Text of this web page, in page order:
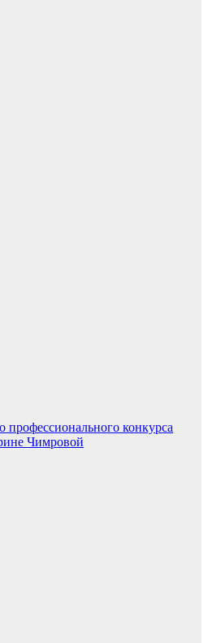
профессионального конкурса
Чимровой